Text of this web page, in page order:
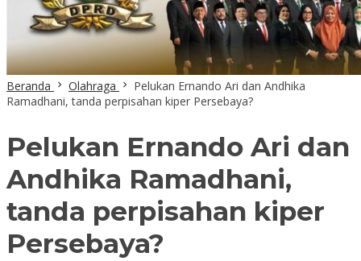
Beranda Olahraga
Pelukan Ernando Ari dan Andhika
Ramadhani, tanda perpisahan kiper Persebaya?
Pelukan Ernando Ari dan
Andhika Ramadhani,
tanda perpisahan kiper
Persebaya?